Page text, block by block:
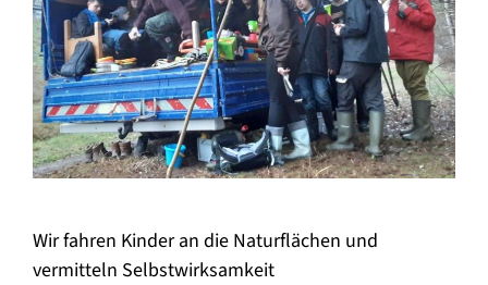
Wir fahren Kinder an die Naturflächen und
vermitteln Selbstwirksamkeit